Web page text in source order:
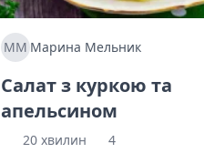
ММ Марина Мельник
Салат з куркою та
апельсином
20 хвилин
4